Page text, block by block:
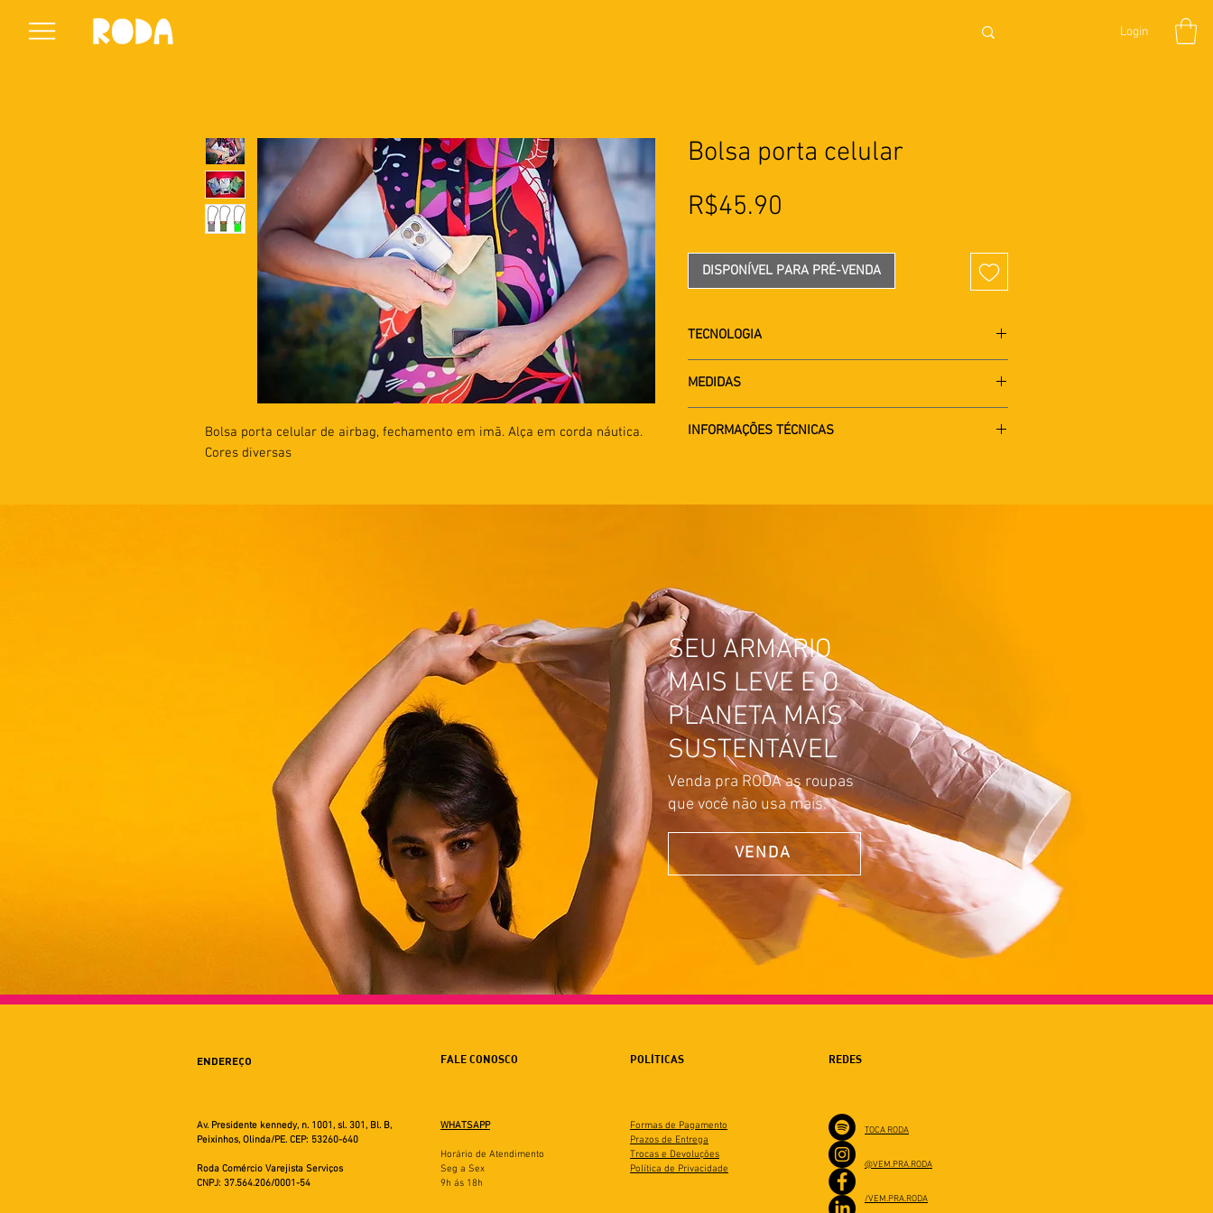
Login
Bolsa porta celular de airbag, fechamento em imã. Alça em corda náutica.
Cores diversas
Bolsa porta celular
R$45.90
DISPONÍVEL PARA PRÉ-VENDA
TECNOLOGIA
MEDIDAS
Altura 18cm
Largura 11cm
INFORMAÇÕES TÉCNICAS
SEU ARMÁRIO
MAIS LEVE E O
PLANETA MAIS
SUSTENTÁVEL
Venda pra RODA as roupas
que você não usa mais.
VENDA
ENDEREÇO FALE CONOSCO
Av. Presidente kennedy, n. 1001, sl. 301, Bl. B,
Peixinhos, Olinda/PE. CEP: 53260-640
Roda Comércio Varejista Serviços
CNPJ: 37.564.206/0001-54
WHATSAPP
Horário de Atendimento
Seg a Sex
9h ás 18h
POLÍTICAS REDES
Formas de Pagamento
Prazos de Entrega
Trocas e Devoluções
Política de Privacidade
TOCA RODA
@VEM.PRA.RODA
/VEM.PRA.RODA